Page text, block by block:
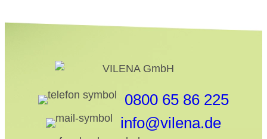
0800 65 86 225
info@vilena.de